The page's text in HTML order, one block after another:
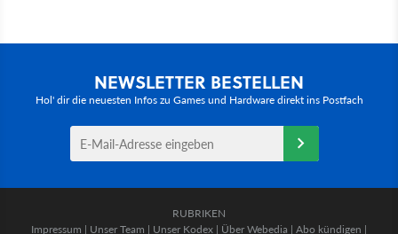
NEWSLETTER BESTELLEN
Hol' dir die neuesten Infos zu Games und Hardware direkt ins Postfach
RUBRIKEN
Impressum | Unser Team | Unser Kodex | Über Webedia | Abo kündigen |